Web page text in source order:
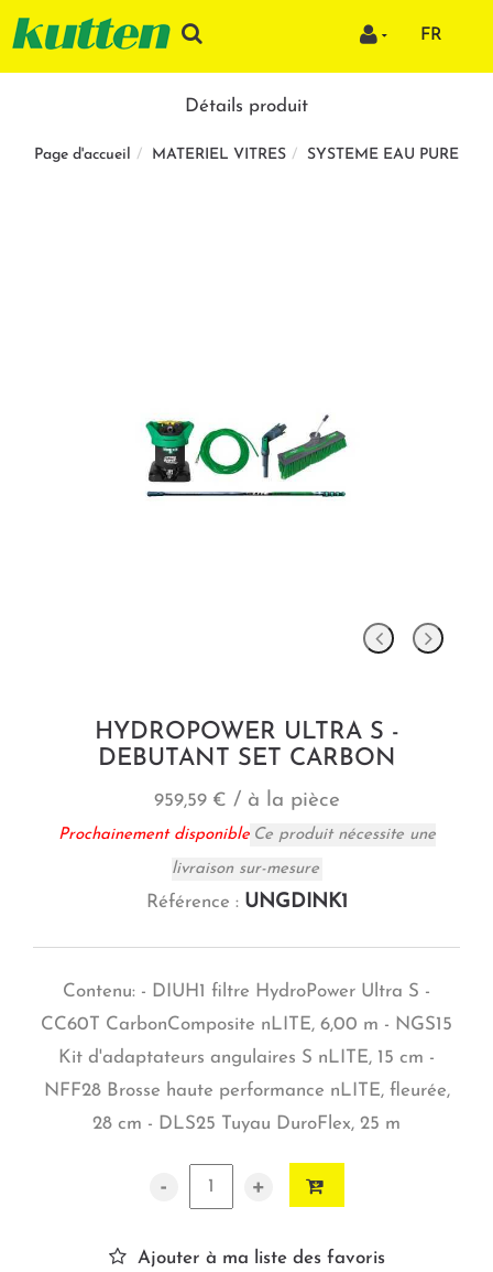
FR
Détails produit
Page d'accueil MATERIEL VITRES SYSTEME EAU PURE
HYDROPOWER ULTRA S -
DEBUTANT SET CARBON
959,59 € / à la pièce
Prochainement disponible Ce produit nécessite une
livraison sur-mesure
Référence : UNGDINK1
Contenu: - DIUH1 filtre HydroPower Ultra S -
CC60T CarbonComposite nLITE, 6,00 m - NGS15
Kit d'adaptateurs angulaires S nLITE, 15 cm -
NFF28 Brosse haute performance nLITE, fleurée,
28 cm - DLS25 Tuyau DuroFlex, 25 m
- +
Ajouter à ma liste des favoris